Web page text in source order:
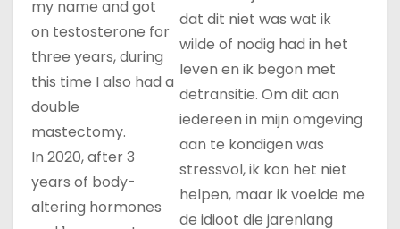
my name and got
on testosterone for
three years, during
this time I also had a
double
mastectomy.
In 2020, after 3
years of body-
altering hormones
dat dit niet was wat ik
wilde of nodig had in het
leven en ik begon met
detransitie. Om dit aan
iedereen in mijn omgeving
aan te kondigen was
stressvol, ik kon het niet
helpen, maar ik voelde me
de idioot die jarenlang